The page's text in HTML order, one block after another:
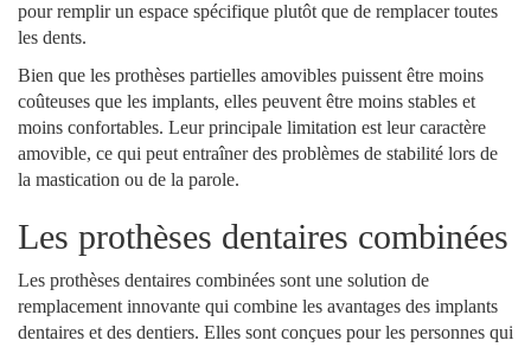
pour remplir un espace spécifique plutôt que de remplacer toutes
les dents.
Bien que les prothèses partielles amovibles puissent être moins
coûteuses que les implants, elles peuvent être moins stables et
moins confortables. Leur principale limitation est leur caractère
amovible, ce qui peut entraîner des problèmes de stabilité lors de
la mastication ou de la parole.
Les prothèses dentaires combinées
Les prothèses dentaires combinées sont une solution de
remplacement innovante qui combine les avantages des implants
dentaires et des dentiers. Elles sont conçues pour les personnes qui